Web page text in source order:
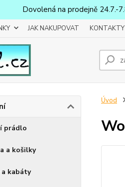
Dovolená na prodejně 24.7.-
JAK NAKUPOVAT KONTAKTY
prádlo
a košilky
kabáty
Úvod